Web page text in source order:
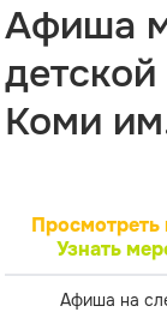
Афиша
Коми
Просмотреть
Узнать
Афиша на